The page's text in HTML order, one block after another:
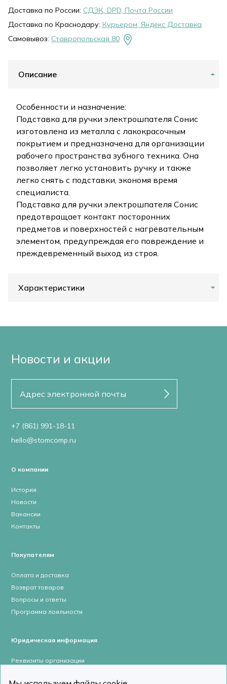
Доставка по России: СДЭК, DPD, Почта России
Доставка по Краснодару: Курьером, Яндекс Доставка
Самовывоз: Ставропольская 80
Описание
Особенности и назначение:
Подставка для ручки электрошпателя Сонис
изготовлена из металла с лакокрасочным
покрытием и предназначена для организации
рабочего пространства зубного техника. Она
позволяет легко установить ручку и также
легко снять с подставки, экономя время
специалиста.
Подставка для ручки электрошпателя Сонис
предотвращает контакт посторонних
предметов и поверхностей с нагревательным
элементом, предупреждая его повреждение и
преждевременный выход из строя.
Характеристики
Новости и акции
+7 (861) 991-18-11
hello@stomcomp.ru
О компании
История
Новости
Вакансии
Контакты
Покупателям
Оплата и доставка
Возврат товаров
Вопросы и ответы
Программа лояльности
Юридическая информация
Реквизиты организации